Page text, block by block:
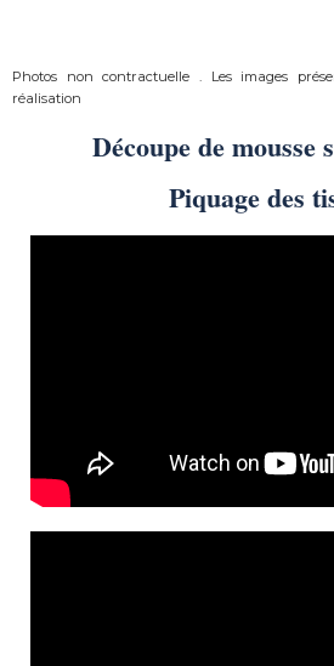
Photos non contractuelle . Les images
réalisation
Découpe de mousse
Piquage des